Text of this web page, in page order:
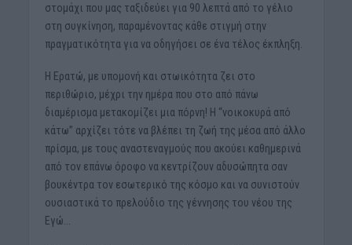
στομάχι που μας ταξιδεύει για 90 λεπτά από το γέλιο
στη συγκίνηση, παραμένοντας κάθε στιγμή στην
πραγματικότητα για να οδηγήσει σε ένα τέλος έκπληξη.
Η Ερατώ, με υπομονή και στωικότητα ζει στο
περιθώριο, μέχρι την ημέρα που στο από πάνω
διαμέρισμα μετακομίζει μια πόρνη! Η “νοικοκυρά από
κάτω” αρχίζει τότε να βλέπει τη ζωή της μέσα από άλλο
πρίσμα, με τους αναστεναγμούς που ακούει καθημερινά
από τον επάνω όροφο να κεντρίζουν αδυσώπητα σαν
βουκέντρα τον εσωτερικό της κόσμο και να συνιστούν
ουσιαστικά το πρελούδιο της γέννησης του νέου της
Εγώ…